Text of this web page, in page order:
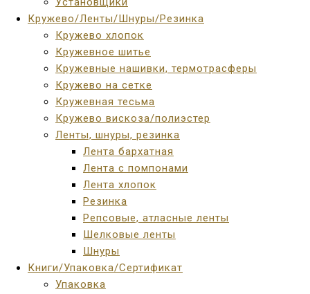
Кружево/Ленты/Шнуры/Резинка
Кружево хлопок
Кружевное шитье
Кружевные нашивки, термотрасферы
Кружево на сетке
Кружевная тесьма
Кружево вискоза/полиэстер
Ленты, шнуры, резинка
Лента бархатная
Лента с помпонами
Лента хлопок
Резинка
Репсовые, атласные ленты
Шелковые ленты
Шнуры
Книги/Упаковка/Сертификат
Упаковка